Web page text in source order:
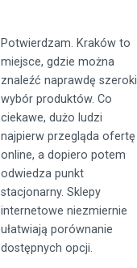
Potwierdzam. Kraków to
miejsce, gdzie można
znaleźć naprawdę szeroki
wybór produktów. Co
ciekawe, dużo ludzi
najpierw przegląda ofertę
online, a dopiero potem
odwiedza punkt
stacjonarny. Sklepy
internetowe niezmiernie
ułatwiają porównanie
dostępnych opcji.